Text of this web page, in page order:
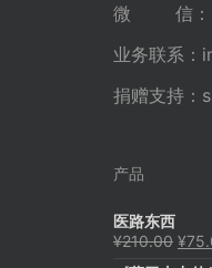
微 信：
业务联系：
捐赠支持：
产品
医路东西
¥210.00 原
¥